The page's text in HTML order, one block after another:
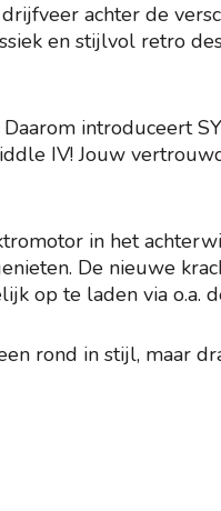
achter de
en stijlvol retro
introduceert
IV! Jouw
in het
De nieuwe
op te laden via o.a.
rond in stijl, maar